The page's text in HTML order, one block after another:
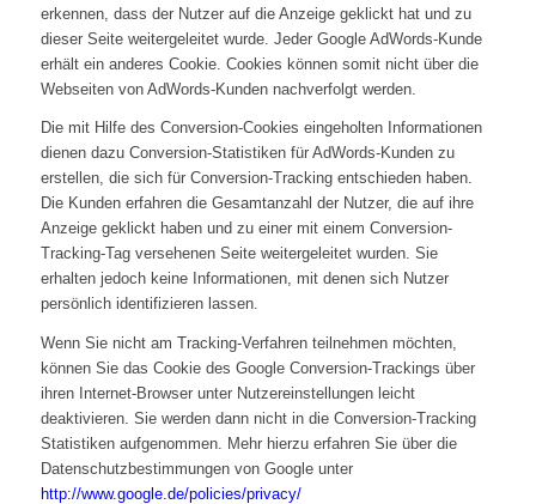
erkennen, dass der Nutzer auf die Anzeige geklickt hat und zu
dieser Seite weitergeleitet wurde. Jeder Google AdWords-Kunde
erhält ein anderes Cookie. Cookies können somit nicht über die
Webseiten von AdWords-Kunden nachverfolgt werden.
Die mit Hilfe des Conversion-Cookies eingeholten Informationen
dienen dazu Conversion-Statistiken für AdWords-Kunden zu
erstellen, die sich für Conversion-Tracking entschieden haben.
Die Kunden erfahren die Gesamtanzahl der Nutzer, die auf ihre
Anzeige geklickt haben und zu einer mit einem Conversion-
Tracking-Tag versehenen Seite weitergeleitet wurden. Sie
erhalten jedoch keine Informationen, mit denen sich Nutzer
persönlich identifizieren lassen.
Wenn Sie nicht am Tracking-Verfahren teilnehmen möchten,
können Sie das Cookie des Google Conversion-Trackings über
ihren Internet-Browser unter Nutzereinstellungen leicht
deaktivieren. Sie werden dann nicht in die Conversion-Tracking
Statistiken aufgenommen. Mehr hierzu erfahren Sie über die
Datenschutzbestimmungen von Google unter
http://www.google.de/policies/privacy/